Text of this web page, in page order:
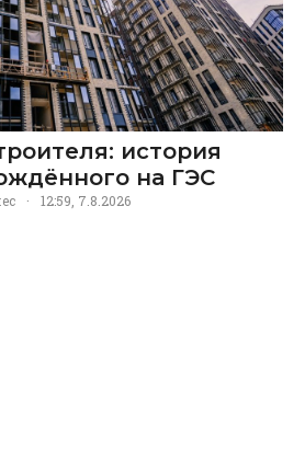
история
на ГЭС
· 12:59, 7.8.2026